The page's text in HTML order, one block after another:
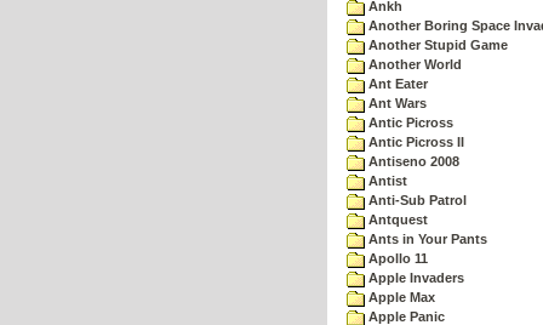
Ankh
Another Boring Space
Another Stupid Game
Another World
Ant Eater
Ant Wars
Antic Picross
Antic Picross II
Antiseno 2008
Antist
Anti-Sub Patrol
Antquest
Ants in Your Pants
Apollo 11
Apple Invaders
Apple Max
Apple Panic